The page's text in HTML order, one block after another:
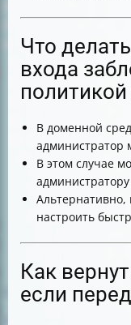
Что
входа
В доменной
администратор
В этом случае
Альтернативно,
настроить
Как
если